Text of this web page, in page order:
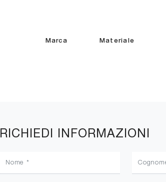
Marca Materiale
RICHIEDI INFORMAZIONI